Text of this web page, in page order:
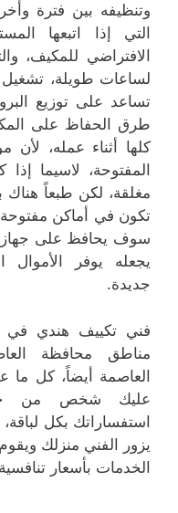
وتنظيفه بين فترة
التي إذا اتبعها
الافتراضي للمكيف،
لساعات طويلة،
تساعد على توزيع
طرق الحفاظ على
كلها أثناء عمله،
المفتوحة، لاسيما
مغلقة، لكن طبعاً
تكون في أماكن
سوف يحافظ على جهاز
يجعله يوفر
جديدة.
فني تكييف هندي
مناطق محافظة
العاصمة أيضاً، كل ما
عليك شخص من
استفساراتك بكل
يزور الفني منزلك
الخدمات بأسعار